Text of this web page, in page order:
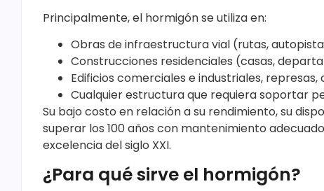
Principalmente, el hormigón se utiliza en:
Obras de infraestructura vial (rutas,
Construcciones residenciales (casas,
Edificios comerciales e industriales, represas,
Cualquier estructura que requiera soportar
Su bajo costo en relación a su rendimiento, su
superar los 100 años con mantenimiento
excelencia del siglo XXI.
¿Para qué sirve el hormigón?